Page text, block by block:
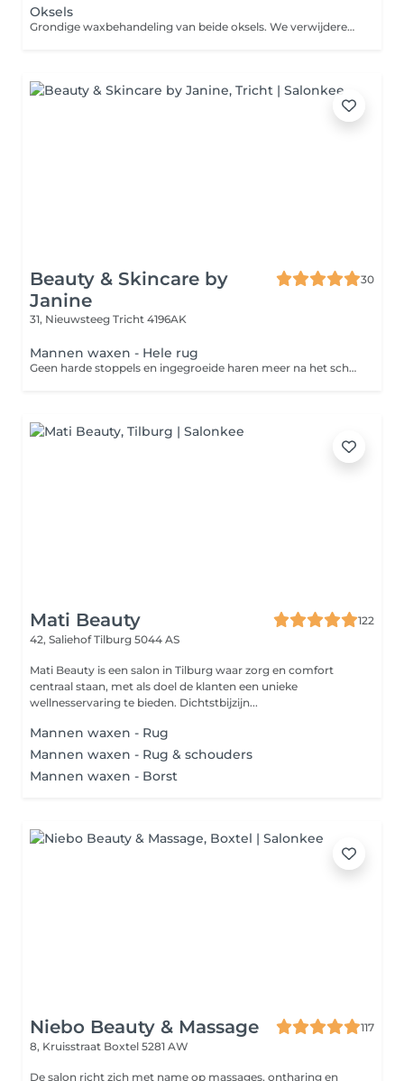
Oksels
Grondige waxbehandeling van beide oksels. We verwijderen de haartjes met de wortel, waardoor je weken lang glad blijft en irritatie door scheren voorkomt.
Beauty & Skincare by
Janine
30
31, Nieuwsteeg Tricht 4196AK
Mannen waxen - Hele rug
Geen harde stoppels en ingegroeide haren meer na het scheren? Dan is harsen de perfecte oplossing. Harsen is een ontharingsmethode die de haar met wortel en al verwijdert. Een groot voordeel van harsen ten opzichte van scheren is dat de haren langer wegblijven en zachter teruggroeien. Zo geniet je langer van een zijdezachte huid!
Mati Beauty
122
42, SaliehofTilburg 5044 AS
Mati Beauty is een salon in Tilburg waar zorg en comfort
centraal staan, met als doel de klanten een unieke
wellnesservaring te bieden. Dichtstbijzijn...
Mannen waxen - Rug
Mannen waxen - Rug & schouders
Mannen waxen - Borst
Niebo Beauty & Massage
117
8, Kruisstraat Boxtel 5281 AW
De salon richt zich met name op massages, ontharing en